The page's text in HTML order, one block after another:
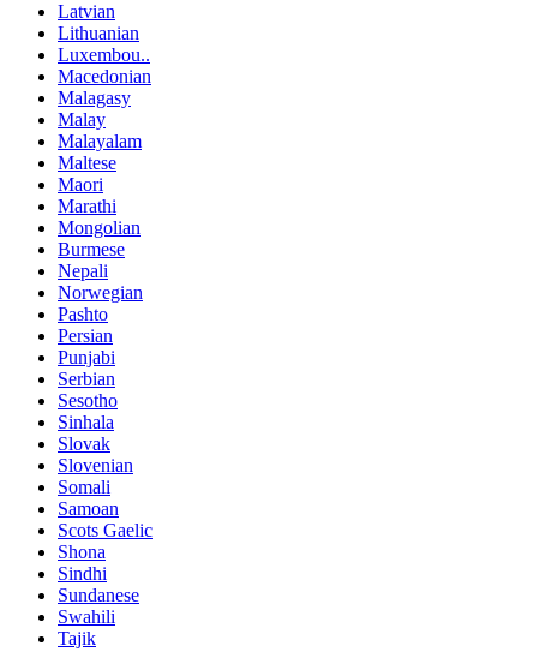
Latvian
Lithuanian
Luxembou..
Macedonian
Malagasy
Malay
Malayalam
Maltese
Maori
Marathi
Mongolian
Burmese
Nepali
Norwegian
Pashto
Persian
Punjabi
Serbian
Sesotho
Sinhala
Slovak
Slovenian
Somali
Samoan
Scots Gaelic
Shona
Sindhi
Sundanese
Swahili
Tajik